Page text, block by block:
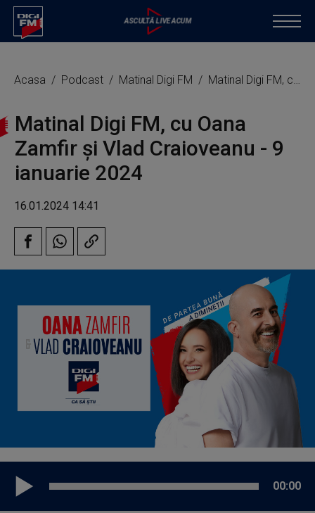
Acasa Podcast Matinal Digi FM Matinal Digi FM, cu Oana Zamfir și Vlad Craioveanu - 9 ianuarie 2024
Matinal Digi FM, cu Oana
Zamfir și Vlad Craioveanu - 9
ianuarie 2024
16.01.2024 14:41
00:00